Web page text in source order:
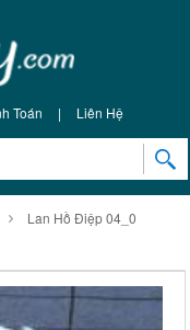
Toán | Liên Hệ
Lan Hồ Điệp 04_0